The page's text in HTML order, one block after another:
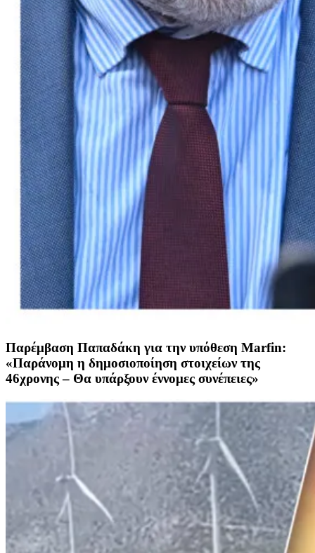
Παρέμβαση Παπαδάκη για την υπόθεση Marfin:
«Παράνομη η δημοσιοποίηση στοιχείων της
46χρονης – Θα υπάρξουν έννομες συνέπειες»